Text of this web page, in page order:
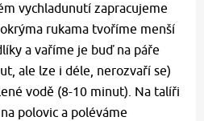
vychladunutí zapracujeme
rukama tvoříme menší
a vaříme je buď na páře
ale lze i déle, nerozvaří se)
vodě (8-10 minut). Na talíři
polovic a poléváme